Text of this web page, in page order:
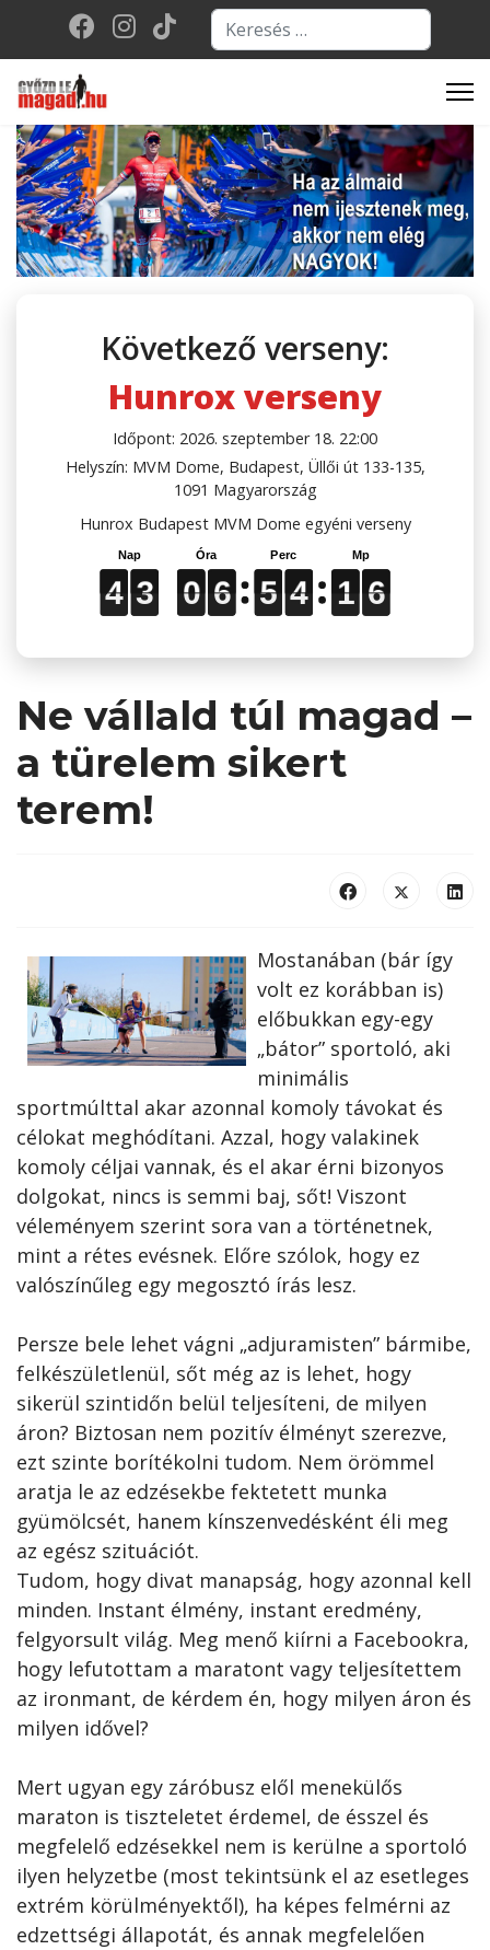
Keresés...
Type 2 or more
Következő verseny:
Hunrox verseny
Időpont: 2026. szeptember 18. 22:00
Helyszín: MVM Dome, Budapest, Üllői út 133-135,
1091 Magyarország
Hunrox Budapest MVM Dome egyéni verseny
4
4
4
4 3
3
3
3 0
0
0
0 6
6
6
6 5
5
5
5 4
4
4
4 1
1
1
1 5
5
5
5
Ne vállald túl magad –
a türelem sikert
terem!
Mostanában (bár így
volt ez korábban is)
előbukkan egy-egy
„bátor” sportoló, aki
minimális
sportmúlttal akar azonnal komoly távokat és
célokat meghódítani. Azzal, hogy valakinek
komoly céljai vannak, és el akar érni bizonyos
dolgokat, nincs is semmi baj, sőt! Viszont
véleményem szerint sora van a történetnek,
mint a rétes evésnek. Előre szólok, hogy ez
valószínűleg egy megosztó írás lesz.
Persze bele lehet vágni „adjuramisten” bármibe,
felkészületlenül, sőt még az is lehet, hogy
sikerül szintidőn belül teljesíteni, de milyen
áron? Biztosan nem pozitív élményt szerezve,
ezt szinte borítékolni tudom. Nem örömmel
aratja le az edzésekbe fektetett munka
gyümölcsét, hanem kínszenvedésként éli meg
az egész szituációt.
Tudom, hogy divat manapság, hogy azonnal kell
minden. Instant élmény, instant eredmény,
felgyorsult világ. Meg menő kiírni a Facebookra,
hogy lefutottam a maratont vagy teljesítettem
az ironmant, de kérdem én, hogy milyen áron és
milyen idővel?
Mert ugyan egy záróbusz elől menekülős
maraton is tiszteletet érdemel, de ésszel és
megfelelő edzésekkel nem is kerülne a sportoló
ilyen helyzetbe (most tekintsünk el az esetleges
extrém körülményektől), ha képes felmérni az
edzettségi állapotát, és annak megfelelően